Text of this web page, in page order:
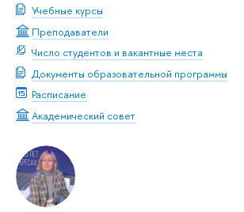
Учебные курсы
Преподаватели
Число студентов и вакантные места
Документы образовательной программы
Расписание
Академический совет